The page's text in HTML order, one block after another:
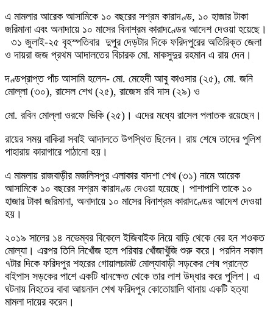
এ মামলার আরেক আসামিকে ১০ বছরের সশ্রম কারাদণ্ড, ১০ হাজার টাকা
জরিমানা এবং অনাদায়ে ১০ মাসের বিনাশ্রম কারাদণ্ডের আদেশ দেওয়া হয়েছে।
৩১ জুলাই-২৫ বৃহস্পতিবার দুপুর দেড়টার দিকে ফরিদপুরের অতিরিক্ত জেলা
ও দায়রা জজ প্রথম আদালতের বিচারক মো. মাকসুদুর রহমান এ রায় দেন।
দণ্ডপ্রাপ্ত পাঁচ আসামি হলেন- মো. মেহেদী আবু কাওসার (২৫), মো. জনি
মোল্লা (৩০), রাসেল শেখ (২৫), রাজেস রবি দাস (২৯) ও
মো. রবিন মোল্লা ওরফে ভিকি (২৫)। এদের মধ্যে রাসেল পলাতক রয়েছেন।
রায়ের সময় বাকিরা সবাই আদালতে উপস্থিত ছিলেন। রায় শেষে তাদের পুলিশ
পাহারায় কারাগারে পাঠানো হয়।
এ মামলায় রাজবাড়ীর মজলিসপুর এলাকার বাদশা শেখ (৩১) নামে আরেক
আসামিকে ১০ বছরের সশ্রম কারাদণ্ড দেওয়া হয়েছে। পাশাপাশি তাকে ১০
হাজার টাকা জরিমানা, অনাদায়ে ১০ মাসের বিনাশ্রম কারাদণ্ডের আদেশ দেওয়া
হয়।
২০১৯ সালের ১৪ নভেম্বর বিকেলে ইজিবাইক নিয়ে বাড়ি থেকে বের হন শওকত
মোল্যা। এরপর তিনি নিখোঁজ হলে পরিবার খোঁজাখুঁজি শুরু করে। পরদিন সকাল
৭টার দিকে ফরিদপুর শহরের গোয়ালচামট মোল্যাবাড়ী সড়কের শেষ প্রান্তে
বাইপাস সড়কের পাশে একটি ধানক্ষেত থেকে তার লাশ উদ্ধার করে পুলিশ। এ
ঘটনায় নিহতের বাবা আয়নাল শেখ ফরিদপুর কোতোয়ালি থানায় একটি হত্যা
মামলা দায়ের করেন।